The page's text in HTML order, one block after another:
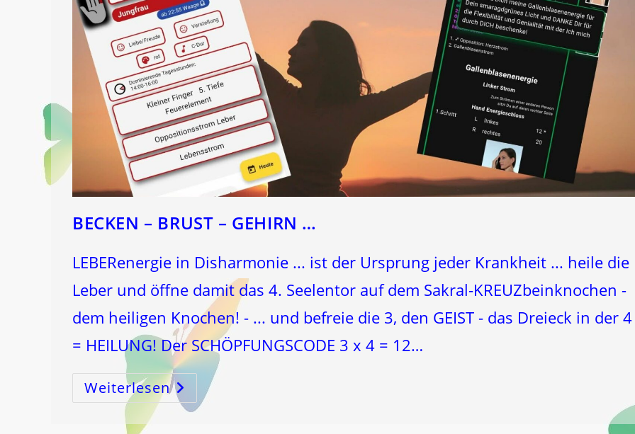
BECKEN – BRUST – GEHIRN …
LEBERenergie in Disharmonie ... ist der Ursprung jeder Krankheit ... heile die
Leber und öffne damit das 4. Seelentor auf dem Sakral-KREUZbeinknochen -
dem heiligen Knochen! - ... und befreie die 3, den GEIST - das Dreieck in der
= HEILUNG! Der SCHÖPFUNGSCODE 3 x 4 = 12…
WeiterlesenBECKEN
–
BRUST